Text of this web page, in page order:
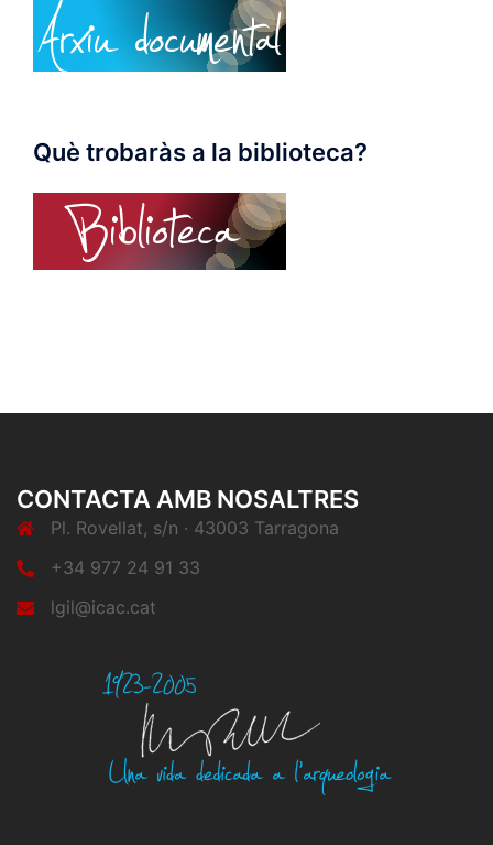
Què trobaràs a la biblioteca?
CONTACTA AMB NOSALTRES
Pl. Rovellat, s/n · 43003 Tarragona
+34 977 24 91 33
lgil@icac.cat